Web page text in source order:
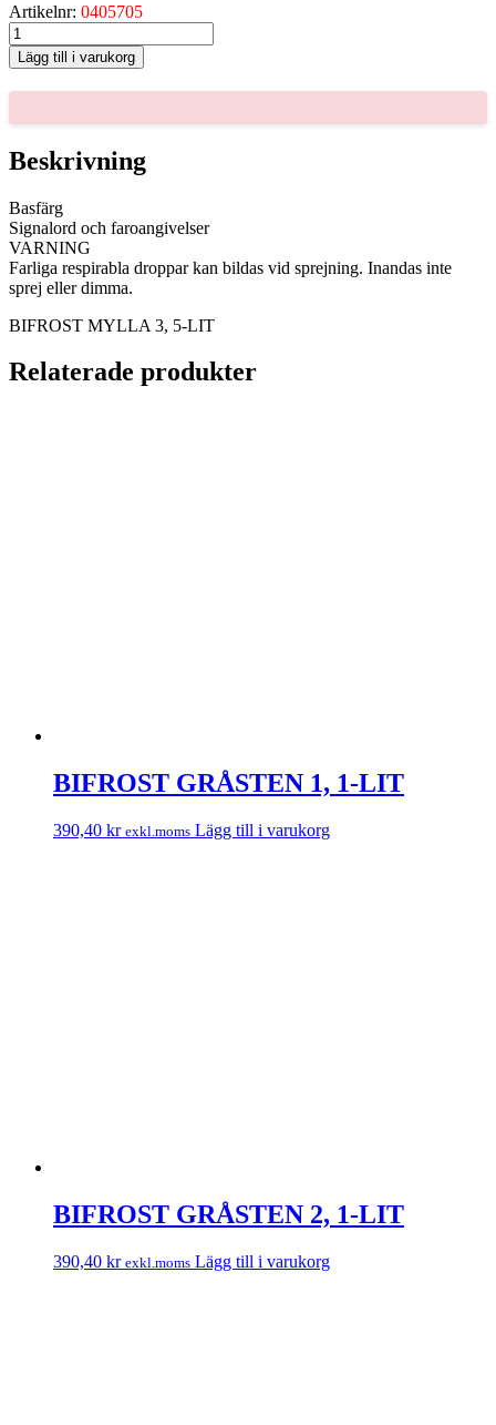
Artikelnr: 0405705
BIFROST
MYLLA
3,
5-
mängd
Lägg till i varukorg
Beskrivning
Basfärg
Signalord och faroangivelser
VARNING
Farliga respirabla droppar kan bildas vid sprejning. Inandas inte
sprej eller dimma.
BIFROST MYLLA 3, 5-LIT
Relaterade produkter
BIFROST GRÅSTEN 1, 1-LIT
390,40 kr exkl.moms Lägg till i varukorg
BIFROST GRÅSTEN 2, 1-LIT
390,40 kr exkl.moms Lägg till i varukorg